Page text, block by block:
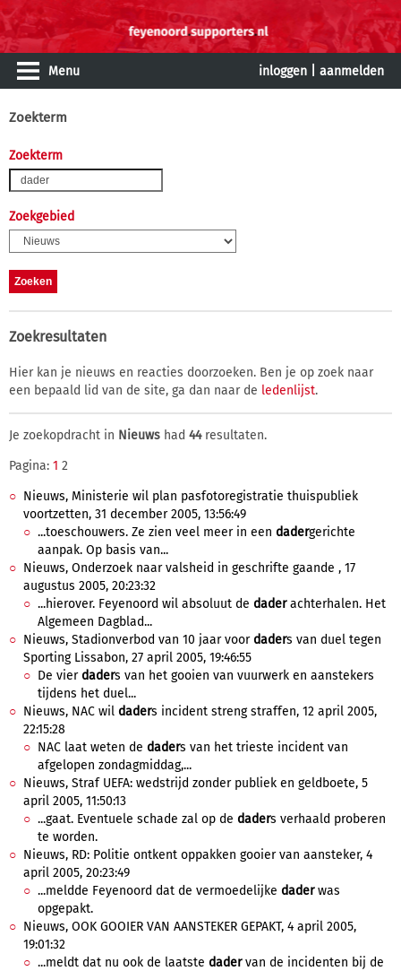
Menu inloggen aanmelden
Zoekterm
Zoekterm
Zoekgebied
Zoekresultaten
Hier kan je nieuws en reacties doorzoeken. Ben je op zoek naar
een bepaald lid van de site, ga dan naar de ledenlijst.
Je zoekopdracht in Nieuws had 44resultaten.
Pagina: 1 2
Nieuws, Ministerie wil plan pasfotoregistratie thuispubliek
voortzetten, 31 december 2005, 13:56:49
...toeschouwers. Ze zien veel meer in een dadergerichte
aanpak. Op basis van...
Nieuws, Onderzoek naar valsheid in geschrifte gaande , 17
augustus 2005, 20:23:32
...hierover. Feyenoord wil absoluut de daderachterhalen. Het
Algemeen Dagblad...
Nieuws, Stadionverbod van 10 jaar voordaders van duel tegen
Sporting Lissabon, 27 april 2005, 19:46:55
De vierdaders van het gooien van vuurwerk en aanstekers
tijdens het duel...
Nieuws, NAC wil daders incident streng straffen, 12 april 2005,
22:15:28
NAC laat weten de daders van het trieste incident van
afgelopen zondagmiddag,...
Nieuws, Straf UEFA: wedstrijd zonder publiek en geldboete, 5
april 2005, 11:50:13
...gaat. Eventuele schade zal op de daders verhaald proberen
te worden.
Nieuws, RD: Politie ontkent oppakken gooier van aansteker, 4
april 2005, 20:23:49
...meldde Feyenoord dat de vermoedelijke daderwas
opgepakt.
Nieuws, OOK GOOIER VAN AANSTEKER GEPAKT, 4 april 2005,
19:01:32
...meldt dat nu ook de laatste dadervan de incidenten bij de